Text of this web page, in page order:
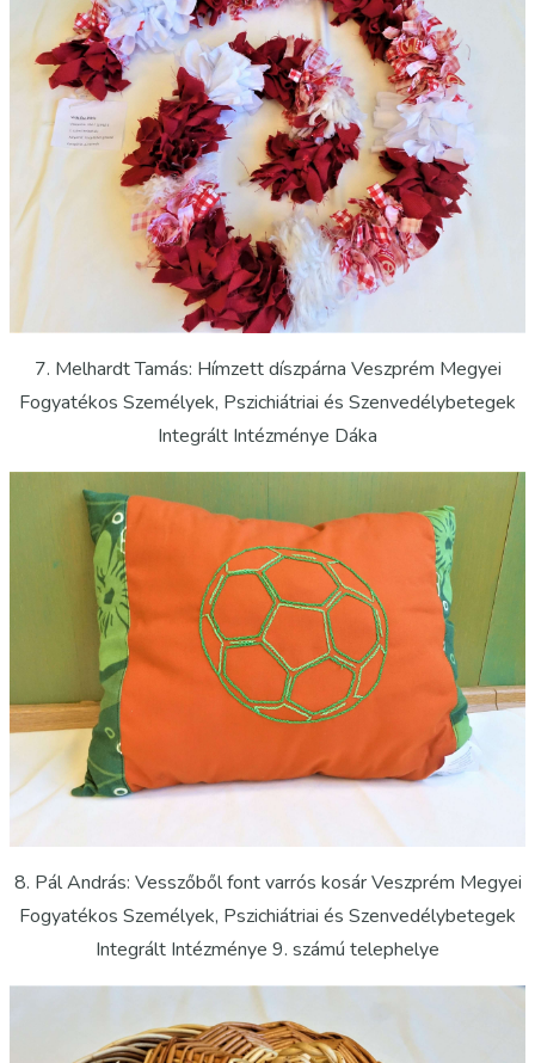
7. Melhardt Tamás: Hímzett díszpárna Veszprém Megyei
Fogyatékos Személyek, Pszichiátriai és Szenvedélybetegek
Integrált Intézménye Dáka
8. Pál András: Vesszőből font varrós kosár Veszprém Megyei
Fogyatékos Személyek, Pszichiátriai és Szenvedélybetegek
Integrált Intézménye 9. számú telephelye